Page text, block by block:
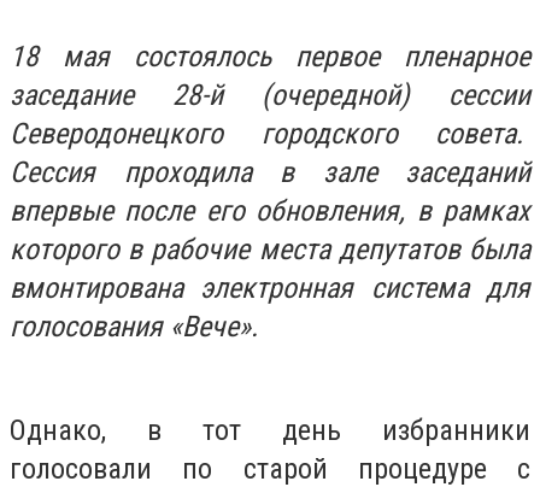
18 мая состоялось первое пленарное
заседание 28-й (очередной) сессии
Северодонецкого городского совета.
Сессия проходила в зале заседаний
впервые после его обновления, в рамках
которого в рабочие места депутатов была
вмонтирована электронная система для
голосования «Вече».
Однако, в тот день избранники
голосовали по старой процедуре с